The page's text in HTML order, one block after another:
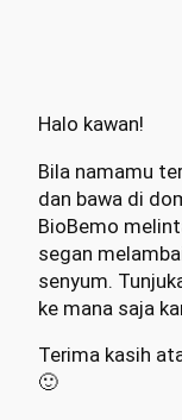
Halo kawan!
Bila namamu
dan bawa di
BioBemo
segan
senyum.
ke mana saja
Terima kasih
🙂